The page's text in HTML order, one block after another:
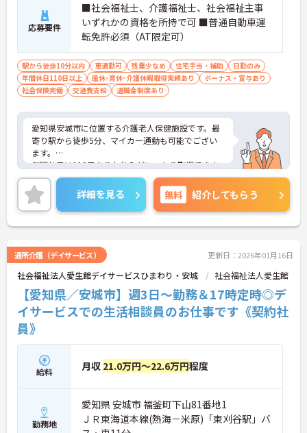
応募要件
■社会福祉士、介護福祉士、社会福祉主事
いずれかの資格を所持で可 ■普通自動車運
転免許必須（AT限定可）
駅から徒歩10分以内 車通勤可 残業少なめ 住宅手当・補助
日勤のみ
年間休日110日以上
産休･育休･介護休暇取得実績あり
ボーナス・賞与あり
社会保険完備
交通費支給 退職金制度あり
愛知県安城市に位置する介護老人保健施設です。最
寄り駅から徒歩5分、マイカー通勤も可能でござい
ます。
年間休日は110日ありお休みがしっかり取得できま
すので、スタッフにとって理想の働き方を実現して
います。
昇給や賞与制度があり頑張りが評価されてしっかり
と職員に還元されます。賞与は計4ヶ月分の支給実績
と嬉しい高待遇です。
に詳細をお話しいたしますのでお気軽にご相談くだ
さい！
詳細を見る 無料 紹介してもらう
通所介護（デイサービス） 更新日：2026年01月16日
社会福祉法人愛生館デイサービスひまわり・安城 社会福祉法人愛生館
【愛知県／安城市】週3日～勤務＆17時定時◎デ
イサービスでの生活相談員のお仕事です《契約社
員》
給料 月収 21.0万円～22.6万円程度
勤務地
愛知県 安城市 福釜町下山81番地1
ＪＲ東海道本線(熱海－米原)「東刈谷駅」バ